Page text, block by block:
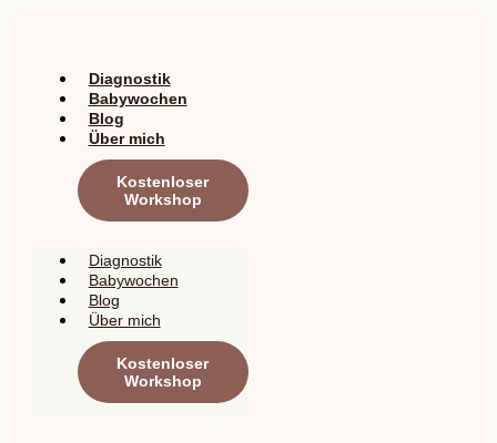
Diagnostik
Babywochen
Blog
Über mich
Kostenloser
Workshop
Diagnostik
Babywochen
Blog
Über mich
Kostenloser
Workshop